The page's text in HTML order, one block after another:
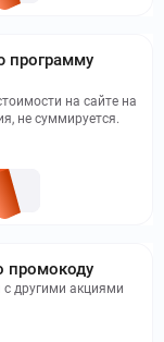
программу
на сайте на
не суммируется.
промокоду
другими акциями